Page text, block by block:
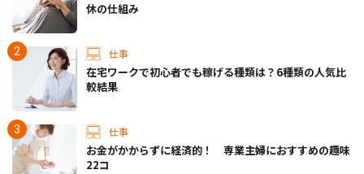
休の仕組み
仕事
在宅ワークで初心者でも稼げる種類は？6種類の人気比
較結果
仕事
お金がかからずに経済的！ 専業主婦におすすめの趣味
22コ